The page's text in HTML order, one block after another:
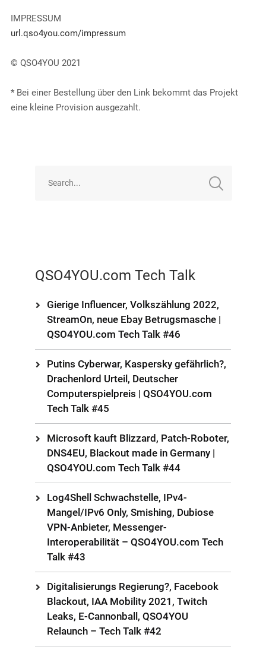
IMPRESSUM
url.qso4you.com/impressum
© QSO4YOU 2021
* Bei einer Bestellung über den Link bekommt das Projekt
eine kleine Provision ausgezahlt.
QSO4YOU.com Tech Talk
Gierige Influencer, Volkszählung 2022,
StreamOn, neue Ebay Betrugsmasche |
QSO4YOU.com Tech Talk #46
Putins Cyberwar, Kaspersky gefährlich?,
Drachenlord Urteil, Deutscher
Computerspielpreis | QSO4YOU.com
Tech Talk #45
Microsoft kauft Blizzard, Patch-Roboter,
DNS4EU, Blackout made in Germany |
QSO4YOU.com Tech Talk #44
Log4Shell Schwachstelle, IPv4-
Mangel/IPv6 Only, Smishing, Dubiose
VPN-Anbieter, Messenger-
Interoperabilität – QSO4YOU.com Tech
Talk #43
Digitalisierungs Regierung?, Facebook
Blackout, IAA Mobility 2021, Twitch
Leaks, E-Cannonball, QSO4YOU
Relaunch – Tech Talk #42